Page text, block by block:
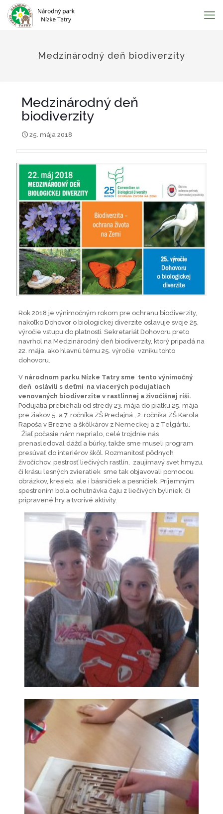
Medzinárodný deň biodiverzity
Medzinárodný deň
biodiverzity
25. mája 2018
Rok 2018 je výnimočným rokom pre ochranu biodiverzity,
nakoľko Dohovor o biologickej diverzite oslavuje svoje 25.
výročie vstupu do platnosti. Sekretariát Dohovoru preto
navrhol na Medzinárodný deň biodiverzity, ktorý pripadá na
22. mája, ako hlavnú tému 25. výročie vzniku tohto
dohovoru.
V národnom parku Nízke Tatry sme tento výnimočný
deň oslávili s deťmi na viacerých podujatiach
venovaných biodiverzite v rastlinnej a živočíšnej ríši.
Podujatia prebiehali od stredy 23. mája do piatku 25. mája
pre žiakov 5. a 7. ročníka ZŠ Predajná , 2. ročníka ZŠ Karola
Rapoša v Brezne a škôlkárov z Nemeckej a z Telgártu.
Žiaľ počasie nám neprialo, celé trojdnie nás
prenasledoval dážď a búrky, takže sme museli program
presúvať do interiérov škôl. Rozmanitosť pôdnych
živočíchov, pestrosť liečivých rastlín, zaujímavý svet hmyzu,
či krásu lesných zvieratiek sme tak objavovali pomocou
obrázkov, kresieb, ale i básničiek a pesničiek. Príjemným
spestrením bola ochutnávka čaju z liečivých byliniek, či
pripravené hry a tvorivé aktivity.